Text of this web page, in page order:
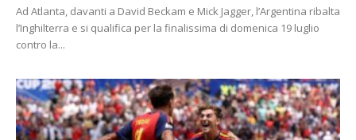
Ad Atlanta, davanti a David Beckam e Mick Jagger, l’Argentina ribalta
l’Inghilterra e si qualifica per la finalissima di domenica 19 luglio
contro la...